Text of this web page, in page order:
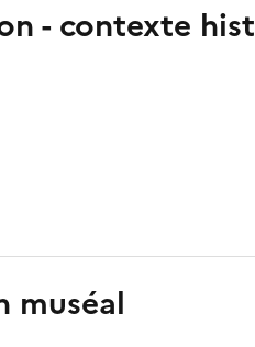
- contexte
muséal